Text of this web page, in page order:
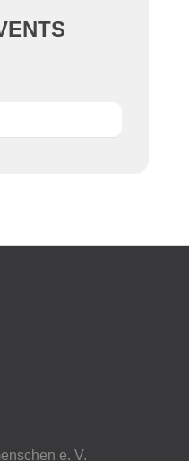
e. V.